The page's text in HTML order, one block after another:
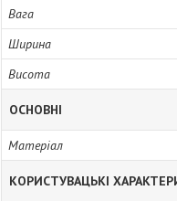
Вага
Ширина
Висота
ОСНОВНІ
Матеріал
КОРИСТУВАЦЬКІ